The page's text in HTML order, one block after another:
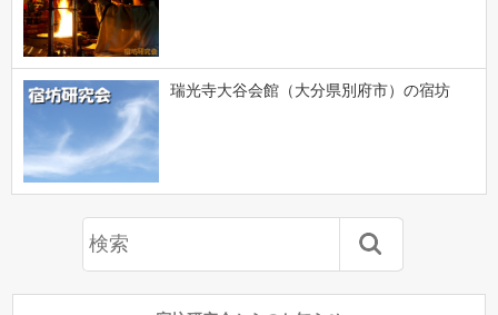
瑞光寺大谷会館（大分県別府市）の宿坊